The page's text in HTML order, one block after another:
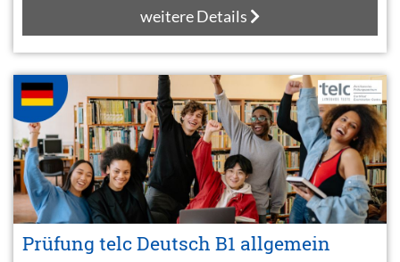
weitere Details
Prüfung telc Deutsch B1 allgemein